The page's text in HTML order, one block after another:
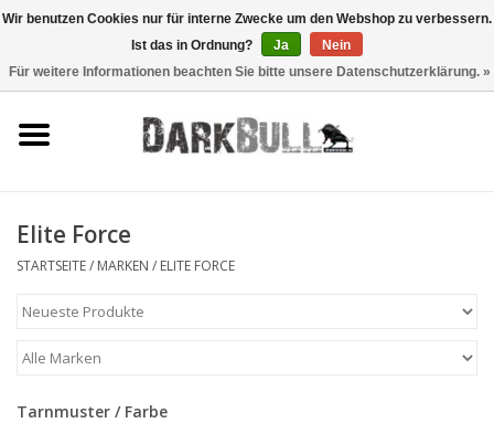
Schiesstraining
taktische Ausrüstung
Optiken & Laser
Elite Force
STARTSEITE/ MARKEN / ELITE FORCE
Tarnmuster / Farbe
Wir benutzen Cookies nur für interne Zwecke um den Webshop zu verbessern.
Ist das in Ordnung?
Ja
Nein
Für weitere Informationen beachten Sie bitte unsere Datenschutzerklärung. »